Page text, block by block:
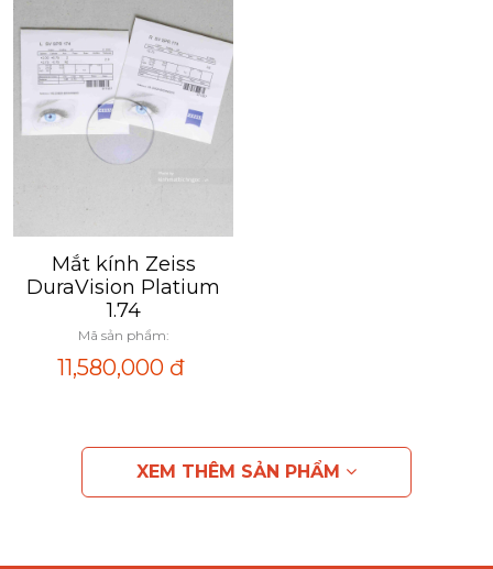
Xem nhanh
Mắt kính Zeiss
DuraVision Platium
1.74
Mã sản phẩm:
11,580,000đ
XEM THÊM SẢN PHẨM